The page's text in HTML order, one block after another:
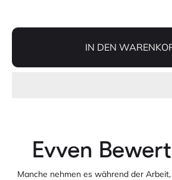
IN DEN
Manche nehmen es während der